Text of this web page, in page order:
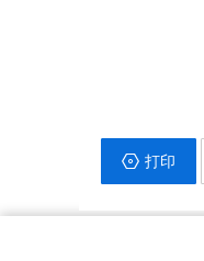
打印